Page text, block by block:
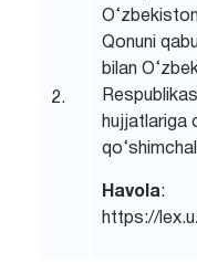
2.
Qonuni
bilan
hujjatlariga
Havola:
https://